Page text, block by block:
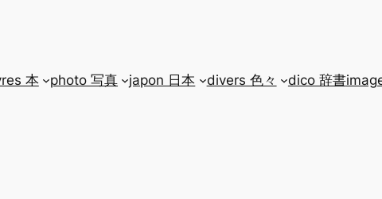
本 photo 写真 japon 日本 divers 色々 dico 辞書